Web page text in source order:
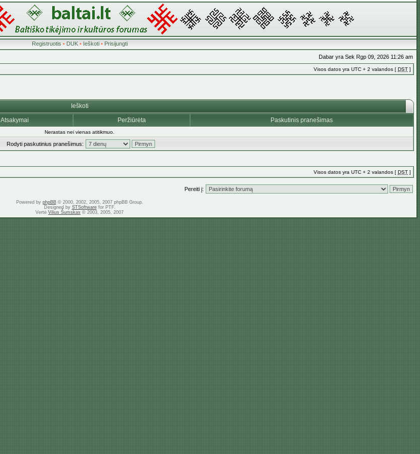
Registruotis • DUK• Ieškoti• Prisijungti
Dabar yra Sek Rgp 09, 2026 11:26 am
Visos datos yra UTC + 2 valandos [ DST ]
Ieškoti
Atsakymai Peržiūrėta Paskutinis pranešimas
Nerastas nei vienas atitikmuo.
Rodyti paskutinius pranešimus:
Visos datos yra UTC + 2 valandos [ DST ]
Pereiti į:
Powered by phpBB© 2000, 2002, 2005, 2007 phpBB Group.
Designed by STSoftwarefor PTF.
Vertė Vilius Šumskas © 2003, 2005, 2007